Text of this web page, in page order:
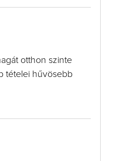
otthon szinte
tételei hűvösebb